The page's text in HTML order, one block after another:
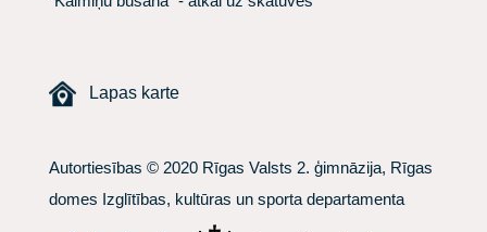
Lapas karte
Autortiesības © 2020 Rīgas Valsts 2. ģimnāzija, Rīgas
domes Izglītības, kultūras un sporta departamenta